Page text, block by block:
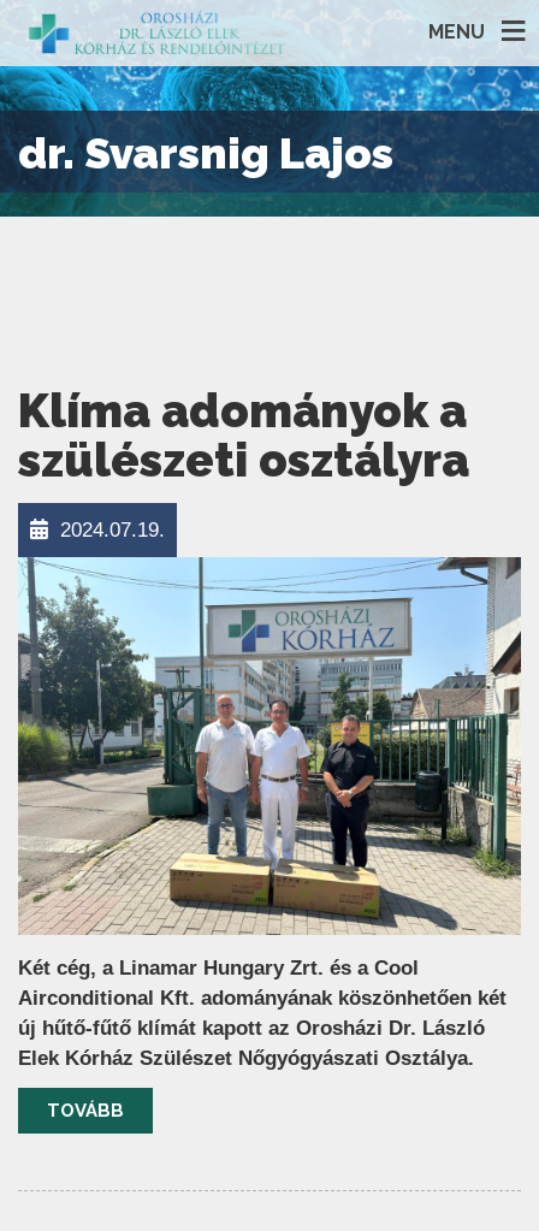
MENU
dr. Svarsnig Lajos
Klíma adományok a
szülészeti osztályra
2024.07.19.
Két cég, a Linamar Hungary Zrt. és a Cool
Airconditional Kft. adományának köszönhetően két
új hűtő-fűtő klímát kapott az Orosházi Dr. László
Elek Kórház Szülészet Nőgyógyászati Osztálya.
TOVÁBB